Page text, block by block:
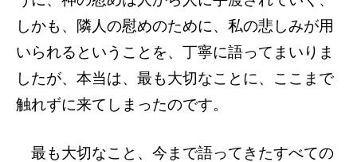
しかも、隣人の慰めのために、私の悲しみが用
いられるということを、丁寧に語ってまいりま
したが、本当は、最も大切なことに、ここまで
触れずに来てしまったのです。
最も大切なこと、今まで語ってきたすべての